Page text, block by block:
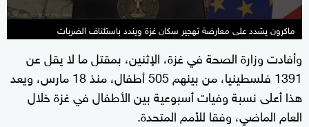
ماكرون يشدد على معارضة تهجير سكان غزة ويندد باستئناف الضربات
وأفادت وزارة الصحة في غزة، الإثنين، بمقتل ما لا يقل عن
1391 فلسطينيا، من بينهم 505 أطفال، منذ 18 مارس، ويعد
هذا أعلى نسبة وفيات أسبوعية بين الأطفال في غزة خلال
العام الماضي، وفقا للأمم المتحدة.